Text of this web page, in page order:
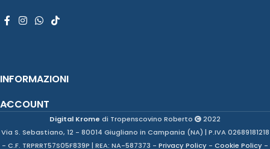
INFORMAZIONI
ACCOUNT
Digital Krome di Tropenscovino Roberto
2022
Via S. Sebastiano, 12 - 80014 Giugliano in Campania (NA) | P.IVA 02689181218
- C.F. TRPRRT57S05F839P | REA: NA-587373 - Privacy Policy - Cookie Policy -